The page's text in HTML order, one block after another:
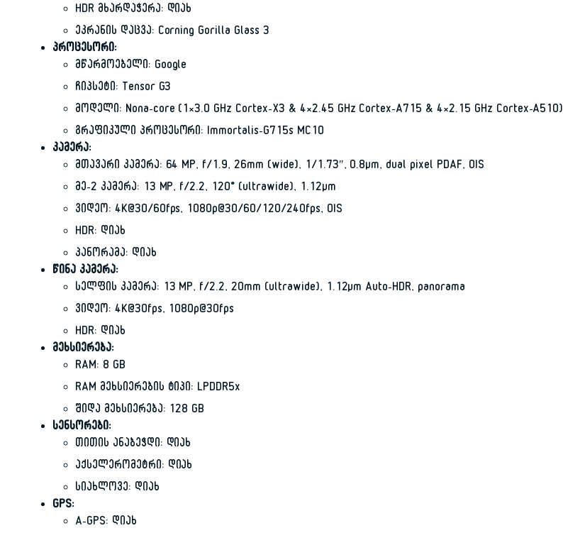
HDR მხარდაჭერა: დიახ
ეკრანის დაცვა: Corning Gorilla Glass 3
პროცესორი:
მწარმოებელი: Google
ჩიპსეტი: Tensor G3
მოდელი: Nona-core (1×3.0 GHz Cortex-X3 & 4×2.45 GHz Cortex-A715 & 4×2.15 GHz Cortex-A510)
გრაფიკული პროცესორი: Immortalis-G715s MC10
კამერა:
მთავარი კამერა: 64 MP, f/1.9, 26mm (wide), 1/1.73″, 0.8µm, dual pixel PDAF, OIS
მე-2 კამერა: 13 MP, f/2.2, 120˚ (ultrawide), 1.12µm
ვიდეო: 4K@30/60fps, 1080p@30/60/120/240fps, OIS
HDR: დიახ
პანორამა: დიახ
წინა კამერა:
სელფის კამერა: 13 MP, f/2.2, 20mm (ultrawide), 1.12µm Auto-HDR, panorama
ვიდეო: 4K@30fps, 1080p@30fps
HDR: დიახ
მეხსიერება:
RAM: 8 GB
RAM მეხსიერების ტიპი: LPDDR5x
შიდა მეხსიერება: 128 GB
სენსორები:
თითის ანაბეჭდი: დიახ
აქსელერომეტრი: დიახ
სიახლოვე: დიახ
GPS:
A-GPS: დიახ